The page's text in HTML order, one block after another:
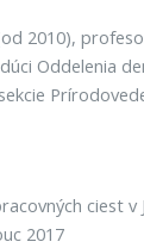
2010),
Oddelenia
ciest
2017